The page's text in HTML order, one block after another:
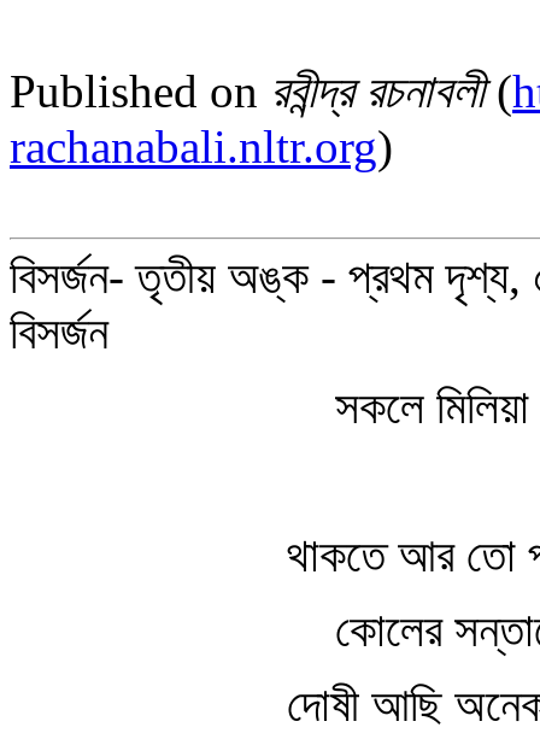
Published on রবীন্দ্র রচনাবলী(
rachanabali.nltr.org)
বিসর্জন- তৃতীয় অঙ্ক - প্রথম দৃশ্য,
বিসর্জন
সকলে
থাকতে আর তো
কোলের
দোষী আছি